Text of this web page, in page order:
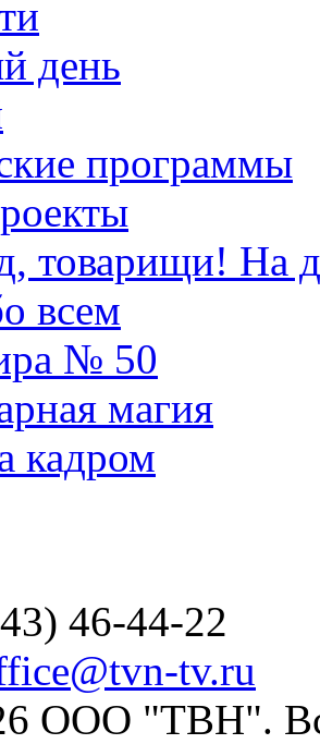
день
программы
товарищи! На
всем
№ 50
магия
кадром
46-44-22
tv.ru
ООО "ТВН".